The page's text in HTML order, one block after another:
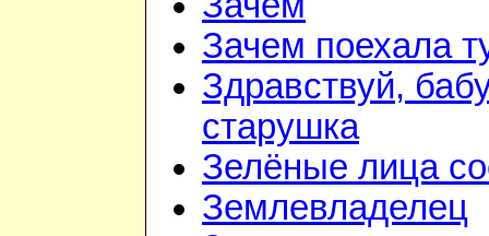
Зачем поехала
Здравствуй,
старушка
Зелёные лица
Землевладелец